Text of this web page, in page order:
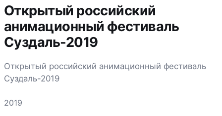
Открытый российский
анимационный фестиваль
Суздаль-2019
Открытый российский анимационный фестиваль
Суздаль-2019
2019